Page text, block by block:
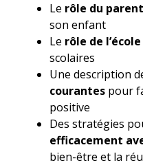
Le rôle du parent
son enfant
Le rôle de l’école
scolaires
Une description
courantes pour
positive
Des stratégies
efficacement
bien-être et la